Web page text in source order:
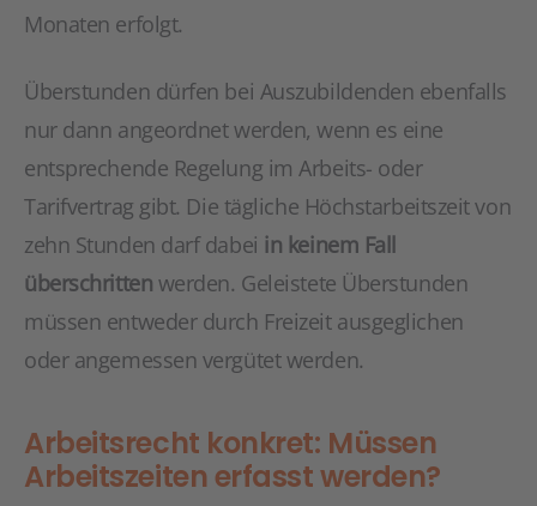
Monaten erfolgt.
Überstunden dürfen bei Auszubildenden ebenfalls
nur dann angeordnet werden, wenn es eine
entsprechende Regelung im Arbeits- oder
Tarifvertrag gibt. Die tägliche Höchstarbeitszeit von
zehn Stunden darf dabei in keinem Fall
überschritten werden. Geleistete Überstunden
müssen entweder durch Freizeit ausgeglichen
oder angemessen vergütet werden.
Arbeitsrecht konkret: Müssen
Arbeitszeiten erfasst werden?